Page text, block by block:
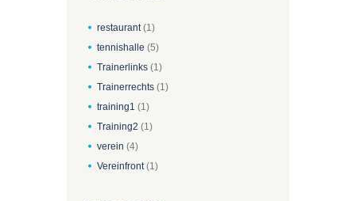
restaurant(1)
tennishalle (5)
Trainerlinks (1)
Trainerrechts (1)
training1 (1)
Training2 (1)
verein (4)
Vereinfront(1)